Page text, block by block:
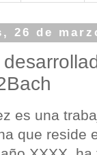
26 de
es una
que reside